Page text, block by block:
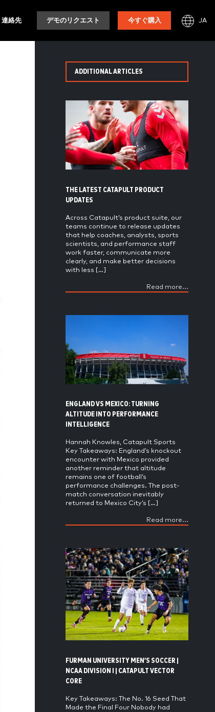
連絡先 デモのリクエスト 今すぐ購入 JA
ADDITIONAL ARTICLES
THE LATEST CATAPULT PRODUCT
UPDATES
Across Catapult’s product suite, our
teams continue to release updates
that help coaches, analysts, sports
scientists, and performance staff
work faster, communicate more
clearly, and make better decisions
with less […]
Read more...
ENGLAND VS MEXICO: TURNING
ALTITUDE INTO PERFORMANCE
INTELLIGENCE
Hannah Knowles, Catapult Sports
Key Takeaways: England’s knockout
encounter with Mexico provided
another reminder that altitude
remains one of football’s
performance challenges. The post-
match conversation inevitably
returned to Mexico City’s […]
Read more...
FURMAN UNIVERSITY MEN’S SOCCER |
NCAA DIVISION I | CATAPULT VECTOR
CORE
Key Takeaways: The No. 16 Seed That
Made the Final Four Nobody had